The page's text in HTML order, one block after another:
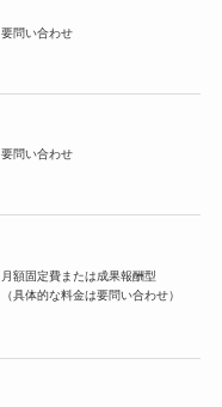
要問い合わせ
要問い合わせ
月額固定費または成果報酬型
（具体的な料金は要問い合わせ）